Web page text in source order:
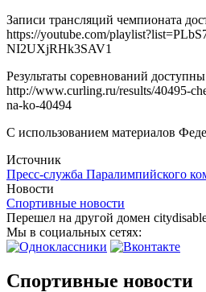
Записи трансляций чемпионата
https://youtube.com/
NI2UXjRHk3SAV1
Результаты соревнований
http://www.curling.ru/results/40495-
na-ko-40494
С использованием материалов
Источник
Пресс-служба Паралимпийского
Новости
Спортивные новости
Перешел на другой домен
Мы в социальных сетях:
Спортивные новости